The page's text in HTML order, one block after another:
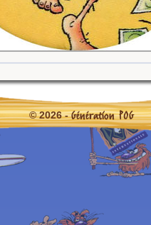
© 2026 -Génération POG